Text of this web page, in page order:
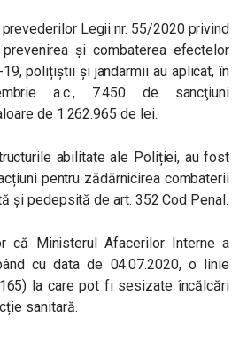
Legii nr. 55/2020 privind
și combaterea efectelor
polițiștii și jandarmii au aplicat, în
a.c., 7.450 de sancţiuni
de 1.262.965 de lei.
abilitate ale Poliției, au fost
pentru zădărnicirea combaterii
și pedepsită de art. 352 Cod Penal.
că Ministerul Afacerilor Interne a
cu data de 04.07.2020, o linie
la care pot fi sesizate încălcări
sanitară.